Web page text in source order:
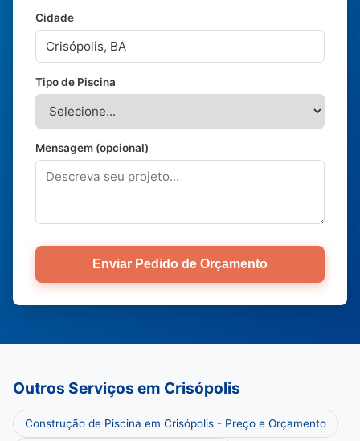
Cidade
Tipo de Piscina
Mensagem (opcional)
Enviar Pedido de Orçamento
Outros Serviços em Crisópolis
Construção de Piscina em Crisópolis - Preço e Orçamento